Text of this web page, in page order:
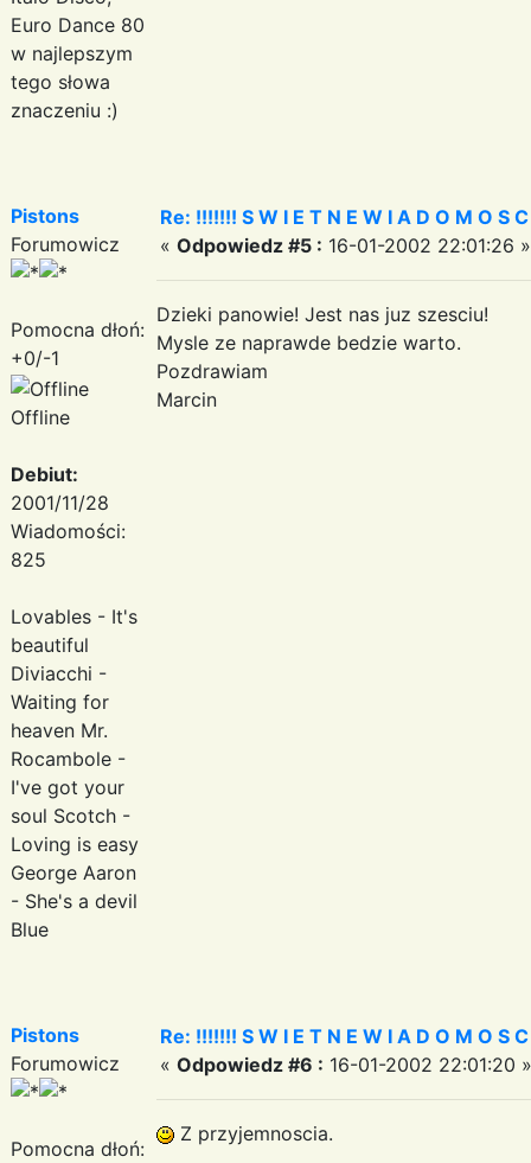
Euro Dance 80
w najlepszym
tego słowa
znaczeniu :)
Pistons
Forumowicz
Pomocna dłoń:
+0/-1
Offline
Debiut:
2001/11/28
Wiadomości:
825
Lovables - It's
beautiful
Diviacchi -
Waiting for
heaven Mr.
Rocambole -
I've got your
soul Scotch -
Loving is easy
George Aaron
- She's a devil
Blue
Re: !!!!!!! S W I E T N E W I A D O M O S
« Odpowiedz #5 : 16-01-2002 22:01:26 »
Dzieki panowie! Jest nas juz szesciu!
Mysle ze naprawde bedzie warto.
Pozdrawiam
Marcin
Pistons
Forumowicz
Pomocna dłoń:
Re: !!!!!!! S W I E T N E W I A D O M O S
« Odpowiedz #6 : 16-01-2002 22:01:20 »
Z przyjemnoscia.